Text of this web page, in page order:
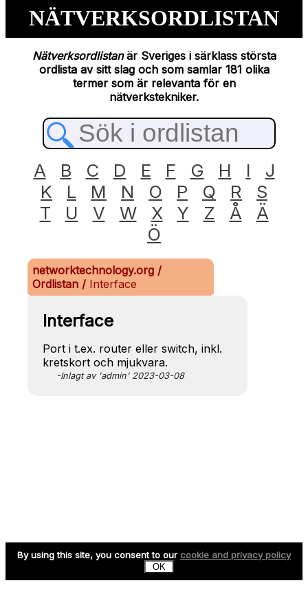
NÄTVERKSORDLISTAN
Nätverksordlistanär Sveriges i särklass största
ordlista av sitt slag och som samlar 181 olika
termer som är relevanta för en
nätverkstekniker.
A B C D E F G H I
J
K
L M N O P Q R
S
T
U V W X Y Z Å
Ä
Ö
networktechnology.org /
Ordlistan / Interface
Interface
Port i t.ex. router eller switch, inkl.
kretskort och mjukvara.
-Inlagt av 'admin' 2023-03-08
By using this site, you consent to our cookie and privacy policy